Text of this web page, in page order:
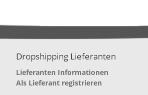
Dropshipping Lieferanten
Lieferanten Informationen
Als Lieferant registrieren